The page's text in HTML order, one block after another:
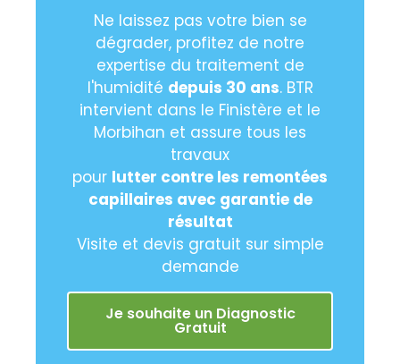
Ne laissez pas votre bien se
dégrader, profitez de notre
expertise du traitement de
l'humidité depuis 30 ans. BTR
intervient dans le Finistère et le
Morbihan et assure tous les
travaux
pour lutter contre les remontées
capillaires avec garantie de
résultat
Visite et devis gratuit sur simple
demande
Je souhaite un Diagnostic
Gratuit